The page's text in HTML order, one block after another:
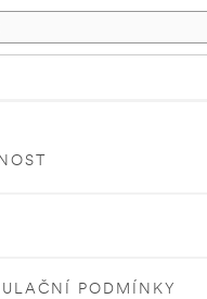
PODMÍNKY